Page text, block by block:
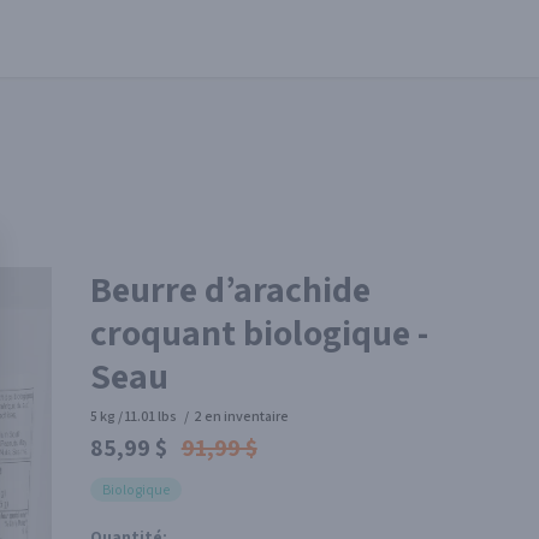
Beurre d’arachide
croquant biologique -
Seau
5 kg / 11.01 lbs / 2 en inventaire
85,99 $ 91,99 $
Biologique